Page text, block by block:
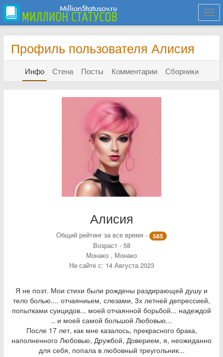
Профиль пользователя Алисия
Инфо Стена Посты Комментарии Сборники
Алисия
Общий рейтинг за все время -
585
Возраст - 58
Монако , Монако
На сайте с: 14 Августа 2023
Я не поэт. Мои стихи были рождены раздирающей душу и
тело болью.... отчаяниьем, слезами, 3х летней депрессией,
попытками суицидов... моей отчаянной борьбой... надеждой
.. и моей самой большой Любовью...
После 17 лет, как мне казалось, прекрасного брака,
наполненного Любовью, Дружбой, Доверием, я, неожиданно
для себя, попала в любовный треугольник...